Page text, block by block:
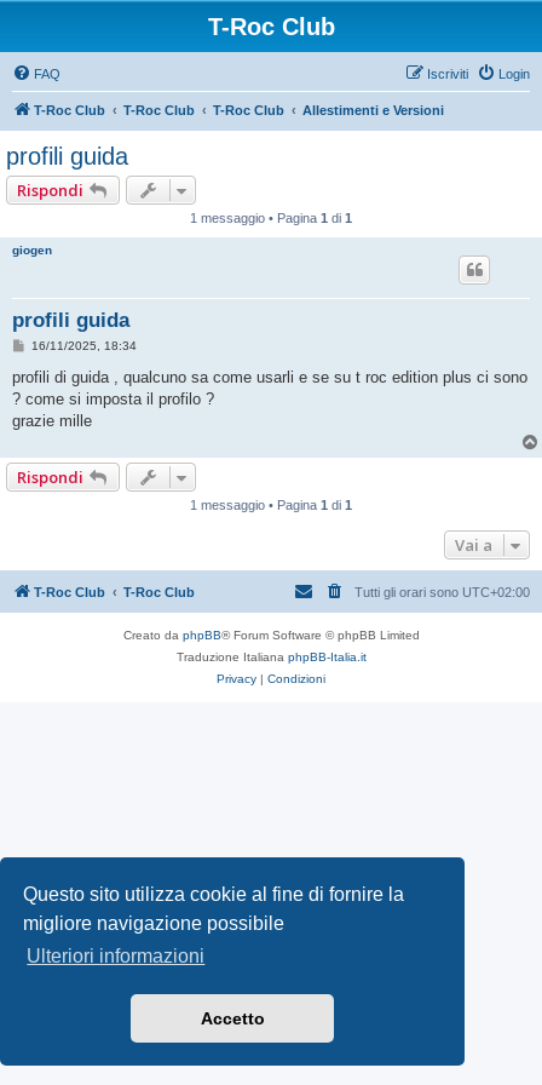
Questo sito utilizza cookie al fine di fornire la
migliore navigazione possibile
Ulteriori informazioni
Accetto
T-Roc Club
FAQ Login
Iscriviti
T-Roc Club T-Roc Club T-Roc Club Allestimenti e Versioni
profili guida
Rispondi
1 messaggio • Pagina 1 di 1
giogen
profili guida
M
s
a
g
o
16/11/2025, 18:34
profili di guida , qualcuno sa come usarli e se su t roc edition plus ci sono
? come si imposta il profilo ?
grazie mille
Rispondi
1 messaggio • Pagina 1 di 1
Vai a
T-Roc Club T-Roc Club Tutti gli orari sono UTC+02:00
Creato da phpBB® Forum Software © phpBB Limited
Traduzione Italiana phpBB-Italia.it
Privacy | Condizioni